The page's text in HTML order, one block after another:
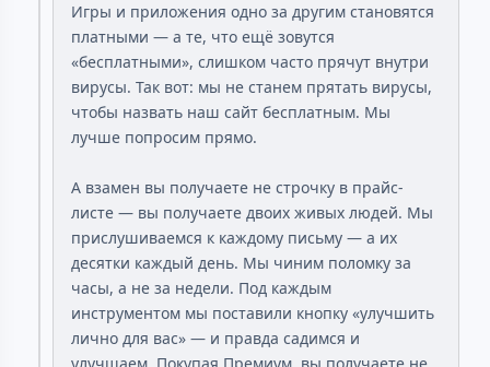
Игры и приложения одно за другим становятся
платными — а те, что ещё зовутся
«бесплатными», слишком часто прячут внутри
вирусы. Так вот: мы не станем прятать вирусы,
чтобы назвать наш сайт бесплатным. Мы
лучше попросим прямо.
А взамен вы получаете не строчку в прайс-
листе — вы получаете двоих живых людей. Мы
прислушиваемся к каждому письму — а их
десятки каждый день. Мы чиним поломку за
часы, а не за недели. Под каждым
инструментом мы поставили кнопку «улучшить
лично для вас» — и правда садимся и